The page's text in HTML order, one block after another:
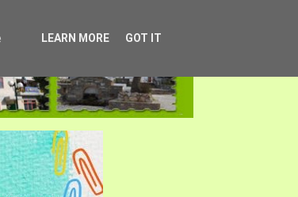
LEARN MORE GOT IT